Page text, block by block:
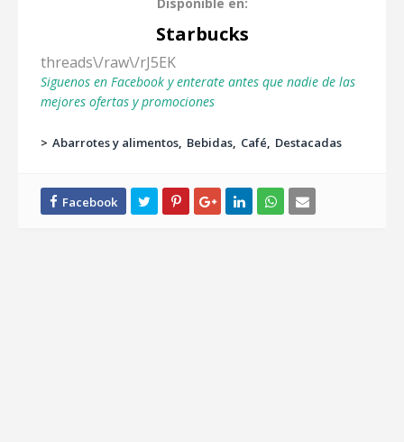
Starbucks
threads\/raw\/rJ5EK
Siguenos en Facebook y enterate antes que nadie de las
mejores ofertas y promociones
> Abarrotes y alimentos Bebidas Café Destacadas